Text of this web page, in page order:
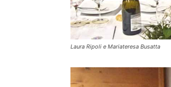
Laura Ripoli e Mariateresa Busatta